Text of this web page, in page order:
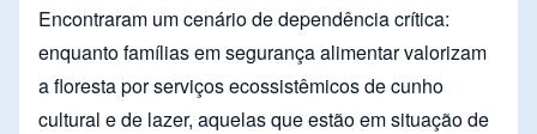
Encontraram um cenário de dependência crítica:
enquanto famílias em segurança alimentar valorizam
a floresta por serviços ecossistêmicos de cunho
cultural e de lazer, aquelas que estão em situação de